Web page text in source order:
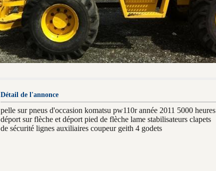
Détail de l'annonce
pelle sur pneus d'occasion komatsu pw110r année 2011 5000 heures
déport sur flèche et déport pied de flèche lame stabilisateurs clapets
de sécurité lignes auxiliaires coupeur geith 4 godets